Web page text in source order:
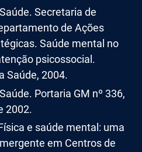
Secretaria de
de Ações
Saúde mental no
psicossocial.
Saúde, 2004.
Portaria GM nº 336,
2002.
e saúde mental: uma
em Centros de